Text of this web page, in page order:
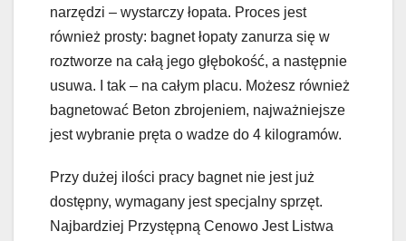
narzędzi – wystarczy łopata. Proces jest
również prosty: bagnet łopaty zanurza się w
roztworze na całą jego głębokość, a następnie
usuwa. I tak – na całym placu. Możesz również
bagnetować Beton zbrojeniem, najważniejsze
jest wybranie pręta o wadze do 4 kilogramów.
Przy dużej ilości pracy bagnet nie jest już
dostępny, wymagany jest specjalny sprzęt.
Najbardziej Przystępną Cenowo Jest Listwa